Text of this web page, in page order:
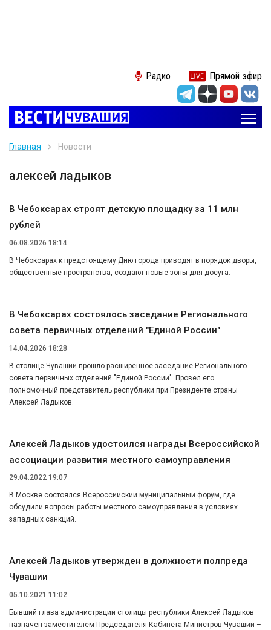
Радио Прямой эфир
Главная Новости
алексей ладыков
В Чебоксарах строят детскую площадку за 11 млн
рублей
06.08.2026 18:14
В Чебоксарах к предстоящему Дню города приводят в порядок дворы,
общественные пространства, создают новые зоны для досуга.
В Чебоксарах состоялось заседание Регионального
совета первичных отделений "Единой России"
14.04.2026 18:28
В столице Чувашии прошло расширенное заседание Регионального
совета первичных отделений "Единой России". Провел его
полномочный представитель республики при Президенте страны
Алексей Ладыков.
Алексей Ладыков удостоился награды Всероссийской
ассоциации развития местного самоуправления
29.04.2022 19:07
В Москве состоялся Всероссийский муниципальный форум, где
обсудили вопросы работы местного самоуправления в условиях
западных санкций.
Алексей Ладыков утвержден в должности полпреда
Чувашии
05.10.2021 11:02
Бывший глава администрации столицы республики Алексей Ладыков
назначен заместителем Председателя Кабинета Министров Чувашии –